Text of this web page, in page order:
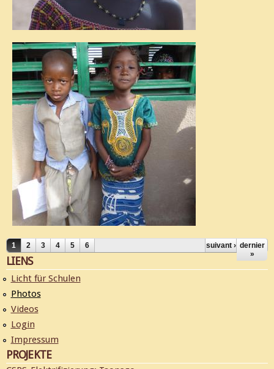
PAGES
1 2 3 4 5 6 suivant › dernier
»
LIENS
Licht für Schulen
Photos
Videos
Login
Impressum
PROJEKTE